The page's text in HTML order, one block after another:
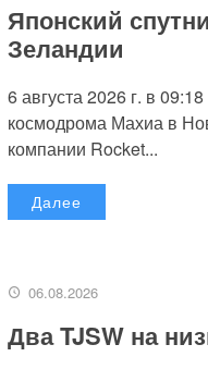
Японский
Зеландии
6 августа 2026 г. в
космодрома Махиа в
компании Rocket...
Далее
06.08.2026
Два TJSW на